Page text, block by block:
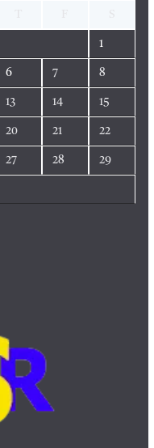
1
6 7 8
13 14 15
20 21 22
27 28 29